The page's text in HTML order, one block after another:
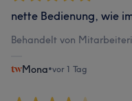
nette Bedienung, wie
Behandelt von
Mona•vor 1 Tag